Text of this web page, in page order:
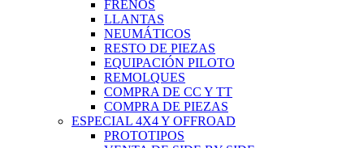
FRENOS
LLANTAS
NEUMÁTICOS
RESTO DE PIEZAS
EQUIPACIÓN PILOTO
REMOLQUES
COMPRA DE CC Y TT
COMPRA DE PIEZAS
ESPECIAL 4X4 Y OFFROAD
PROTOTIPOS